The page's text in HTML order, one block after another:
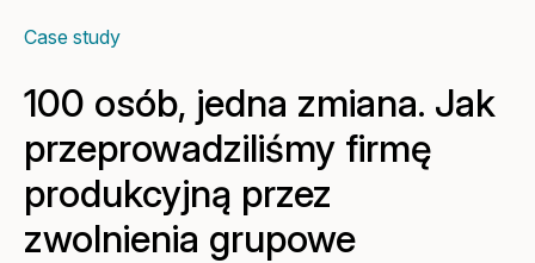
Case study
100 osób, jedna zmiana. Jak
przeprowadziliśmy firmę
produkcyjną przez
zwolnienia grupowe